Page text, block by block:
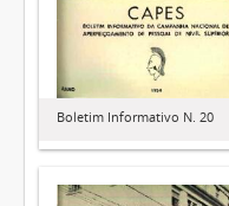
Boletim Informativo N. 20